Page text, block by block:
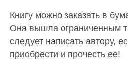
Книгу можно заказать в
Она вышла ограниченным
следует написать автору,
приобрести и прочесть ее!